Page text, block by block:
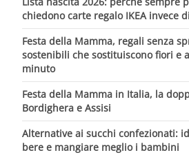
chiedono carte regalo IKEA invece
Festa della Mamma, regali senza
sostenibili che sostituiscono fiori e
minuto
Festa della Mamma in Italia, la
Bordighera e Assisi
Alternative ai succhi confezionati:
bere e mangiare meglio i bambini